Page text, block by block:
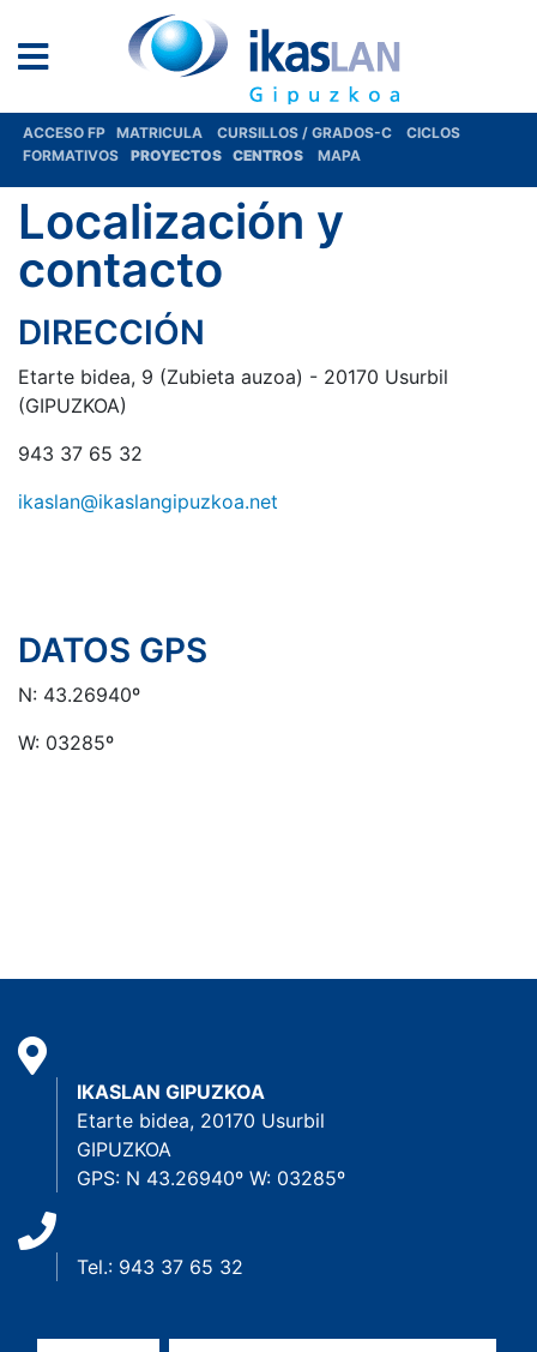
ACCESO FP MATRICULA CURSILLOS / GRADOS-C
CICLOS
FORMATIVOS
PROYECTOS CENTROS MAPA
Localización y
contacto
DIRECCIÓN
Etarte bidea, 9 (Zubieta auzoa) - 20170 Usurbil
(GIPUZKOA)
943 37 65 32
ikaslan@ikaslangipuzkoa.net
DATOS GPS
N: 43.26940º
W: 03285º
IKASLAN GIPUZKOA
Etarte bidea, 20170 Usurbil
GIPUZKOA
GPS: N 43.26940º W: 03285º
Tel.: 943 37 65 32